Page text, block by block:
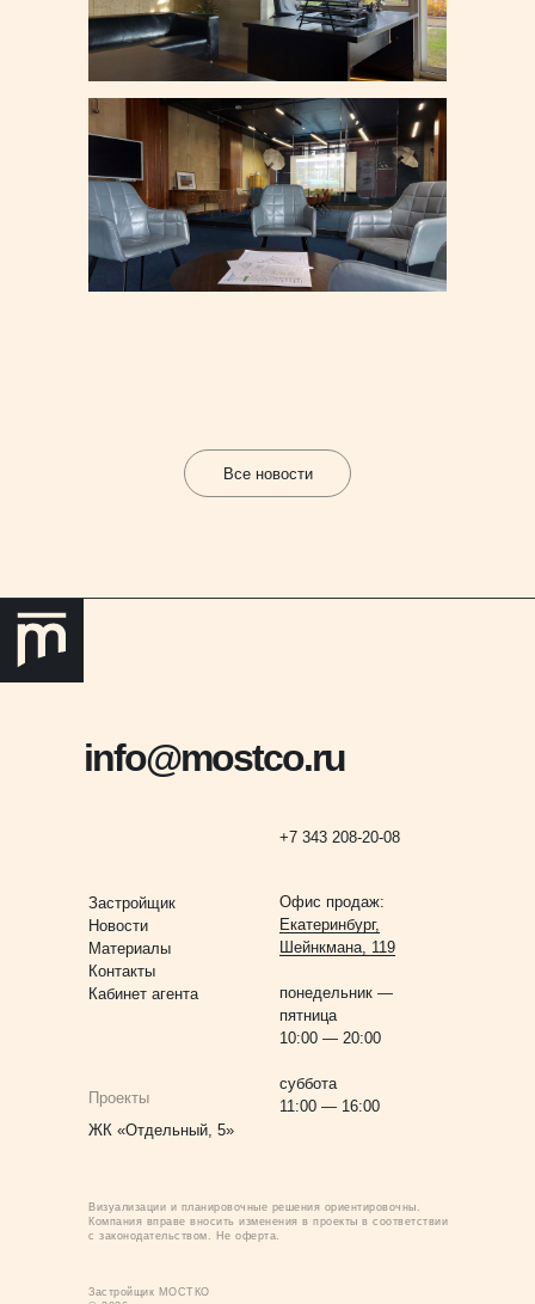
Все новости
Визуализации и планировочные решения ориентировочны.
Компания вправе вносить изменения в проекты в соответствии
с законодательством. Не оферта.
Застройщик МОСТКО
info@mostco.ru
Проекты
+7 343 208-20-08
Офис продаж:
Екатеринбург,
Шейнкмана, 119
понедельник —
пятница
10:00 — 20:00
суббота
11:00 — 16:00
ЖК «Отдельный, 5»
Застройщик
Новости
Материалы
Контакты
Кабинет агента